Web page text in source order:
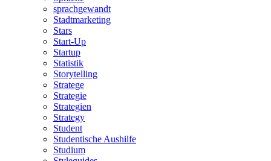
sprachgewandt
Stadtmarketing
Stars
Start-Up
Startup
Statistik
Storytelling
Stratege
Strategie
Strategien
Strategy
Student
Studentische Aushilfe
Studium